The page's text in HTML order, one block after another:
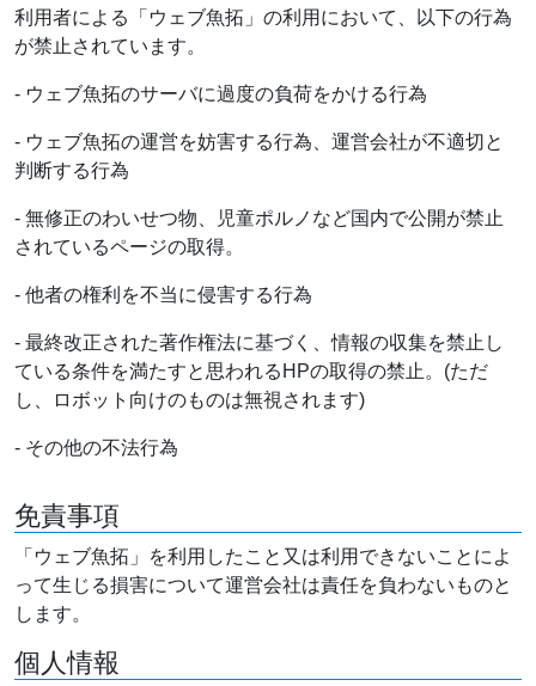
利用者による「ウェブ魚拓」の利用において、以下の行為
が禁止されています。
- ウェブ魚拓のサーバに過度の負荷をかける行為
- ウェブ魚拓の運営を妨害する行為、運営会社が不適切と
判断する行為
- 無修正のわいせつ物、児童ポルノなど国内で公開が禁止
されているページの取得。
- 他者の権利を不当に侵害する行為
- 最終改正された著作権法に基づく、情報の収集を禁止し
ている条件を満たすと思われるHPの取得の禁止。(ただ
し、ロボット向けのものは無視されます)
- その他の不法行為
免責事項
「ウェブ魚拓」を利用したこと又は利用できないことによ
って生じる損害について運営会社は責任を負わないものと
します。
個人情報